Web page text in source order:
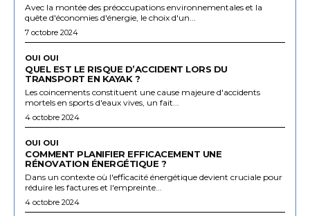
Avec la montée des préoccupations environnementales et la
quête d'économies d'énergie, le choix d'un...
7 octobre 2024
OUI OUI
QUEL EST LE RISQUE D’ACCIDENT LORS DU
TRANSPORT EN KAYAK ?
Les coincements constituent une cause majeure d'accidents
mortels en sports d'eaux vives, un fait...
4 octobre 2024
OUI OUI
COMMENT PLANIFIER EFFICACEMENT UNE
RÉNOVATION ÉNERGÉTIQUE ?
Dans un contexte où l'efficacité énergétique devient cruciale pour
réduire les factures et l'empreinte...
4 octobre 2024